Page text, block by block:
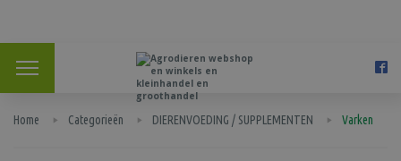
Home Categorieën DIERENVOEDING / SUPPLEMENTEN Varken